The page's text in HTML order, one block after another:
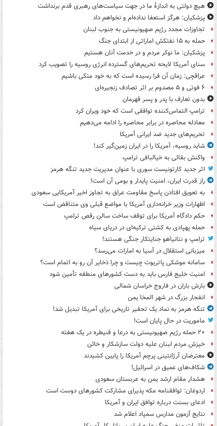
هیچ دولتی به اندازۀ ما در جهت سیاست‌های رهبری قدم برنداشت
پزشکیان: هرگز استعفا نداده‌ام و نخواهم داد
تجاوزات مجدد رژیم صهیونیستی به جنوب لبنان
حمله به ۱۵ نفتکش‌ اماراتی از ابتدای جنگ
پزشکیان: ما نوکر مردم و در خدمت آنان هستیم
سنای آمریکا لایحه تحریم‌های گسترده انرژی روسیه را تصویب کرد
عراقچی: زمان آن فرا رسیده است که به خود متکی باشیم
۶ فوتی و ۵ مصدوم بر اثر تصادف زنجیره‌ای
بدون تعارف با پدر و پسر قهرمان
ترامپ التماس‌کننده توافقی است که خود ویران کرد
معادله محاصره در برابر محاصره را ادامه می‌دهیم
تحریم‌های جدید ضد ایرانی آمریکا
شاید روسیه، آمریکا را در ایران زمین‌گیر کند!
واکنش بقائی به خیالبافی ترامپ
اثر جدید کارتونیست سوری با عنوان مدیریت جدید تنگه هرمز
راز قدرت ایران، امنیت پایدار و بومی آن است!
به تعویق افتادن پاسخ مقاومت عراق به تجاوز اخیر آمریکایی سعودی
اظهارات وزیر خزانه‌داری آمریکا با مواضع قبلی وی متناقض است
حکم دادگاه آمریکا برای توقف ساخت سالن رقص ترامپ
حمله پهپادی به کشتی ترکیه‌ای در دریای سیاه
ترامپ و نتانیاهو جنایتکار جنگی هستند!
میزبانی استقلال در آسیا به امارات می‌رسد؟
سامانه موشکی پاتریوت چیست و چرا ذخایر آن رو به اتمام است؟
امنیت خلیج فارس باید به دست کشورهای منطقه تأمین شود
بارش باران در فاروج خراسان شمالی
انفجار بزرگ در شهر المخا یمن
تنگه هرمز به نماد یک تحقیر تاریخی برای آمریکا تبدیل شد!
ماموریت در حال پایان است!
۲۰ حمله رژیم صهیونیستی به درعا و قنیطره در یک هفته
خیزش مردم لبنان علیه دولت سازشکار و خائن
معترضان آرژانتینی پرچم آمریکا را پایین کشیدند
شکاف‌های عمیق در اسرائیل!
هشدار مقام ارشد یمن به عربستان سعودی
اردوغان: توافقنامه مکه پذیرای مشارکت کشورهای دوست است
ادعای بسنت درباره توافق ایران و آمریکا
نتایج آزمون مدارس سمپاد اعلام شد